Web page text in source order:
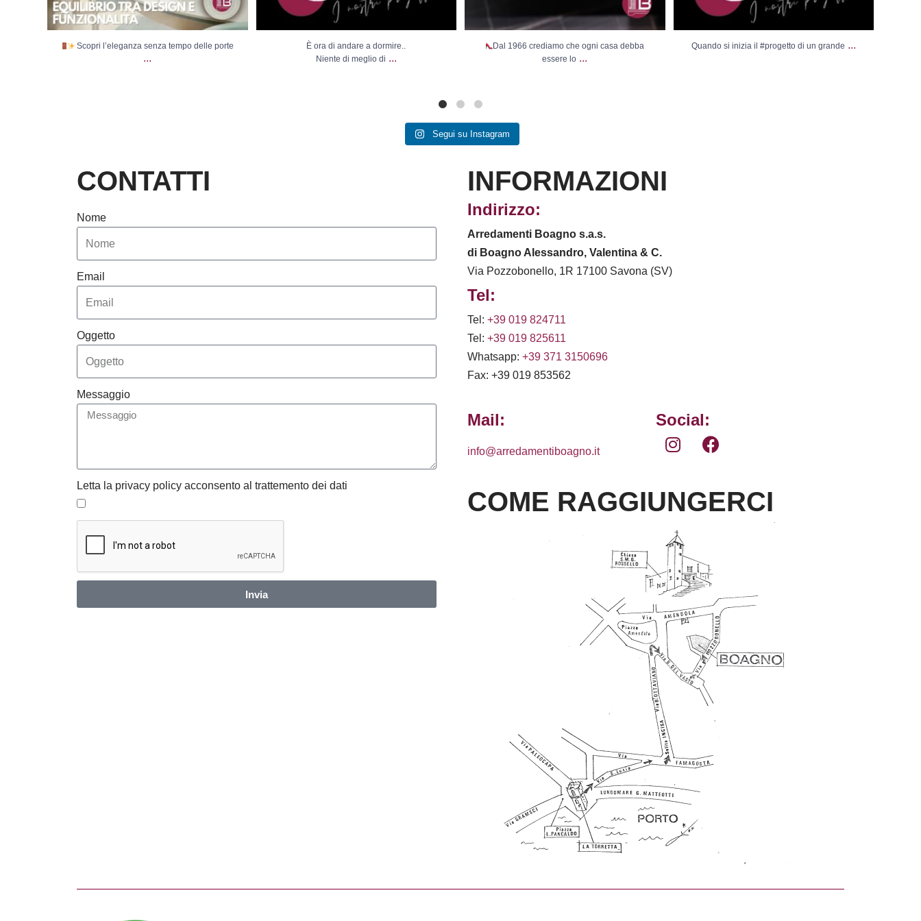
Scopri l’eleganza senza tempo delle porte
...
È ora di andare a dormire..
Niente di meglio di ...
Dal 1966 crediamo che ogni casa debba
essere lo ...
Quando si inizia il #progetto di un grande ...
Segui su Instagram
CONTATTI
Nome
Email
Oggetto
Messaggio
Letta la privacy policy acconsento al trattemento dei dati
Invia
INFORMAZIONI
Indirizzo:
Arredamenti Boagno s.a.s.
di Boagno Alessandro, Valentina & C.
Via Pozzobonello, 1R 17100 Savona (SV)
Tel:
Tel: +39 019 824711
Tel: +39 019 825611
Whatsapp: +39 371 3150696
Fax: +39 019 853562
Mail:
info@arredamentiboagno.it
Social:
COME RAGGIUNGERCI